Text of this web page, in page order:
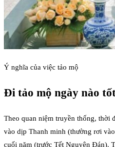
Ý nghĩa của việc tảo mộ
Đi tảo mộ ngày nào
Theo quan niệm truyền thống, thời
vào dịp Thanh minh (thường rơi
cuối năm (trước Tết Nguyên Đán).